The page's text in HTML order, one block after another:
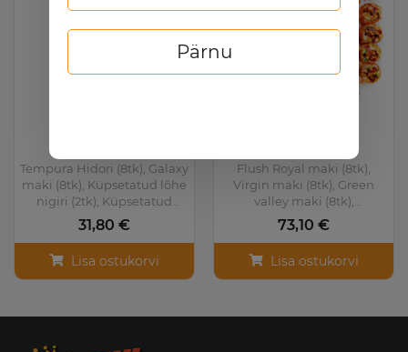
Pärnu
Tempura Hidori (8tk), Galaxy
maki (8tk), Küpsetatud lõhe
nigiri (2tk), Küpsetatud
tuunikala nigiri (2tk)
31,80 €
Lisa ostukorvi
Flush Royal maki (8tk),
Virgin maki (8tk), Green
valley maki (8tk),
Philadelphia maki (8tk),
Samurai maki (8tk), Shibui
73,10 €
Lisa ostukorvi